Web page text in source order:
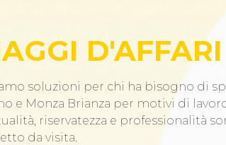
D'AFFARI
soluzioni per chi ha bisogno di
e Monza Brianza per motivi di
riservatezza e professionalità
da visita.